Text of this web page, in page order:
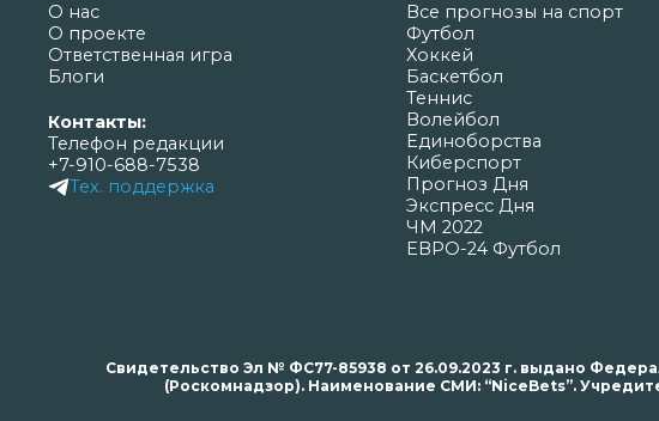
О нас
О проекте
Ответственная игра
Блоги
Контакты:
Телефон редакции
+7-910-688-7538
Тех. поддержка
Все прогнозы на спорт
Футбол
Хоккей
Баскетбол
Теннис
Волейбол
Единоборства
Киберспорт
Прогноз Дня
Экспресс Дня
ЧМ 2022
ЕВРО-24 Футбол
Свидетельство Эл № ФС77-85938 от 26.09.2023 г. выдано
(Роскомнадзор). Наименование СМИ: “NiceBets”.